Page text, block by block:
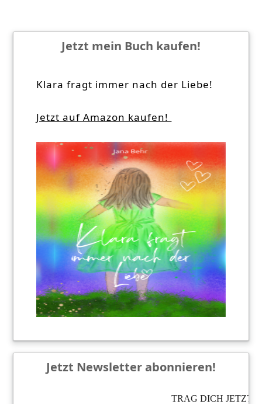
Jetzt mein Buch kaufen!
Klara fragt immer nach der Liebe!
Jetzt auf Amazon kaufen!
Jetzt Newsletter abonnieren!
TRAG DICH JETZT